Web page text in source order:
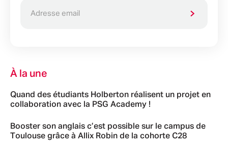
À la une
Quand des étudiants Holberton réalisent un projet en
collaboration avec la PSG Academy !
Booster son anglais c’est possible sur le campus de
Toulouse grâce à Allix Robin de la cohorte C28